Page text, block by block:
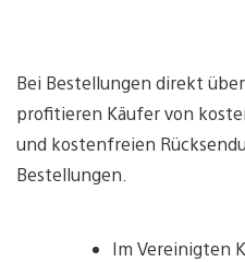
Bei Bestellungen direkt über
profitieren Käufer von
und kostenfreien
Bestellungen.
Im Vereinigten